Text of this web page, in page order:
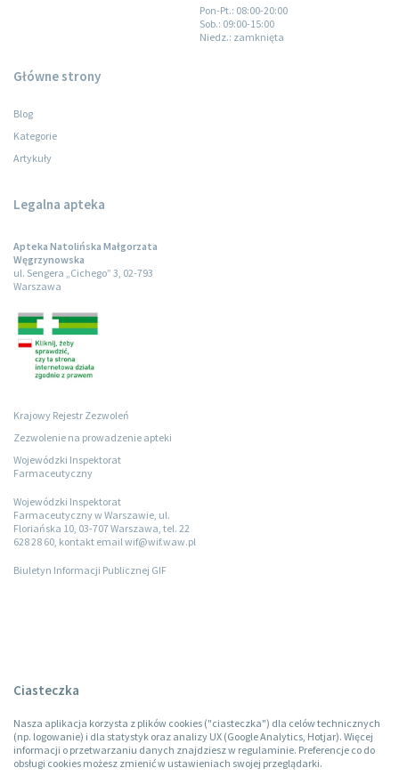
Pon-Pt.: 08:00-20:00
Sob.: 09:00-15:00
Niedz.: zamknięta
Główne strony
Blog
Kategorie
Artykuły
Legalna apteka
Apteka Natolińska Małgorzata
Węgrzynowska
ul. Sengera „Cichego” 3, 02-793
Warszawa
Krajowy Rejestr Zezwoleń
Zezwolenie na prowadzenie apteki
Wojewódzki Inspektorat
Farmaceutyczny
Wojewódzki Inspektorat
Farmaceutyczny w Warszawie, ul.
Floriańska 10, 03-707 Warszawa, tel. 22
628 28 60, kontakt email wif@wif.waw.pl
Biuletyn Informacji Publicznej GIF
Ciasteczka
Nasza aplikacja korzysta z plików cookies ("ciasteczka") dla celów technicznych
(np. logowanie) i dla statystyk oraz analizy UX (Google Analytics, Hotjar). Więcej
informacji o przetwarzaniu danych znajdziesz w regulaminie. Preferencje co do
obsługi cookies możesz zmienić w ustawieniach swojej przeglądarki.